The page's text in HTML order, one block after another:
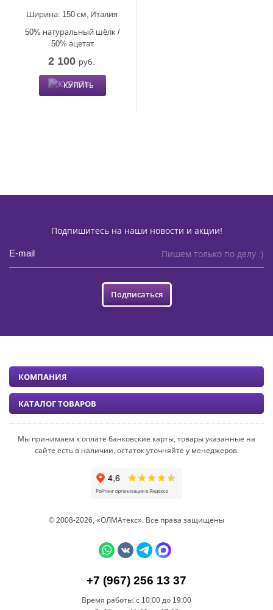
Италия
Ширина: 150 см,
50% натуральный шёлк /
50% ацетат
2 100 руб.
КУПИТЬ
Подпишитесь на наши новости и акции!
Пишем только по делу :)
Подписаться
Мы принимаем к оплате банковские карты, товары указанные на
сайте есть в наличии, остаток уточняйте у менеджеров.
© 2008-2026, «ОЛМАтекс». Все права защищены
КОМПАНИЯ
КАТАЛОГ ТОВАРОВ
+7 (967) 256 13 37
Время работы:с 10:00 до 19:00